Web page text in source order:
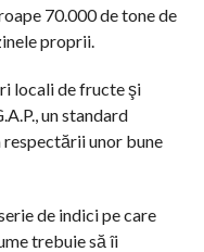
70.000 de tone de
proprii.
locali de fructe şi
un standard
respectării unor bune
de indici pe care
trebuie să îi